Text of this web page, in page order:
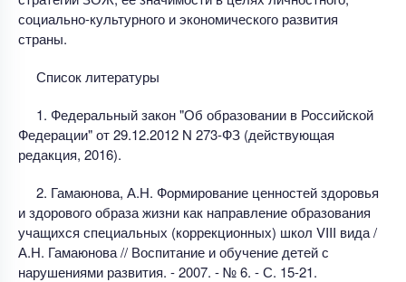
социально-культурного и экономического развития
страны.
Список литературы
1. Федеральный закон "Об образовании в Российской
Федерации" от 29.12.2012 N 273-ФЗ (действующая
редакция, 2016).
2. Гамаюнова, А.Н. Формирование ценностей здоровья
и здорового образа жизни как направление образования
учащихся специальных (коррекционных) школ VIII вида /
А.Н. Гамаюнова // Воспитание и обучение детей с
нарушениями развития. - 2007. - № 6. - С. 15-21.